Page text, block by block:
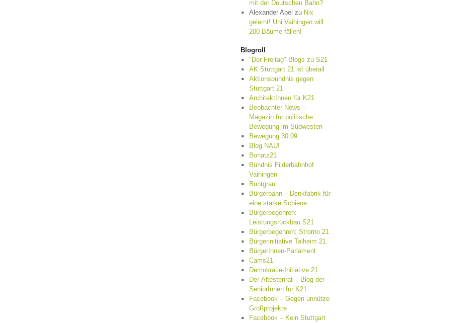
mit der Deutschen Bahn?
Alexander Abel zu Nix
gelernt! Uni Vaihingen will
200 Bäume fällen!
Blogroll
"Der Freitag"-Blogs zu S21
AK Stuttgart 21 ist überall
Aktionsbündnis gegen
Stuttgart 21
ArchitektInnen für K21
Beobachter News –
Magazin für politische
Bewegung im Südwesten
Bewegung 30.09.
Blog NAU!
Bonatz21
Bündnis Filderbahnhof
Vaihingen
Buntgrau
Bürgerbahn – Denkfabrik für
eine starke Schiene
Bürgerbegehren:
Leistungsrückbau S21
Bürgerbegehren: Strorno 21
Bürgerinitiative Talheim 21
BürgerInnen-Parlament
Cams21
Demokratie-Initiative 21
Der Ältestenrat – Blog der
SeniorInnen für K21
Facebook – Gegen unnütze
Großprojekte
Facebook – Kein Stuttgart